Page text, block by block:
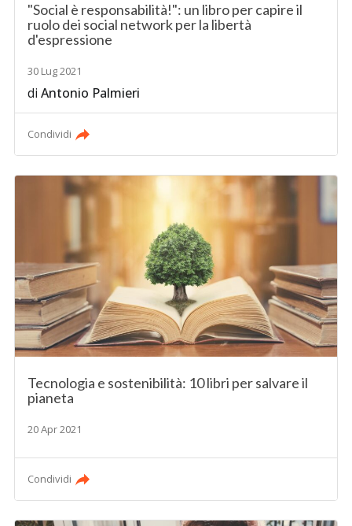
"Social è responsabilità!": un libro per capire il
ruolo dei social network per la libertà
d'espressione
30 Lug 2021
diAntonio Palmieri
Condividi
Tecnologia e sostenibilità: 10 libri per salvare il
pianeta
20 Apr 2021
Condividi